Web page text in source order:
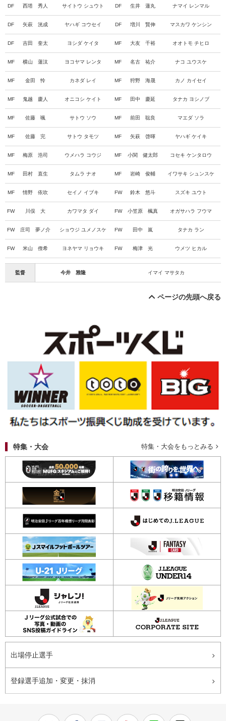
DF 西塔 秀人 サイトウ シュウト DF 生井 蓮丸 ナマイ レンマル
DF 矢萩 洸成 ヤハギ コウセイ DF 増川 賢伸 マスカワ ケンシン
DF 吉田 奎太 ヨシダ ケイタ MF 大友 千裕 オオトモ チヒロ
MF 横山 蓮汰 ヨコヤマ レンタ MF 名古 祐介 ナコ ユウスケ
MF 金田 怜 カネダ レイ MF 狩野 海晟 カノ カイセイ
MF 鬼越 慶人 オニコシ ケイト MF 田中 慶延 タナカ ヨシノブ
MF 佐藤 颯 サトウ ソウ MF 前田 聡良 マエダ ソラ
MF 佐藤 完 サトウ タモツ MF 矢萩 啓暉 ヤハギ ケイキ
MF 梅原 浩司 ウメハラ コウジ MF 小関 健太郎 コセキ ケンタロウ
MF 田村 直生 タムラ ナオ MF 岩崎 俊輔 イワサキ シュンスケ
MF 情野 依吹 セイノ イブキ FW 鈴木 悠斗 スズキ ユウト
FW 川俣 大 カワマタ ダイ FW 小笠原 楓真 オガサハラ フウマ
FW 庄司 夢ノ介 ショウジ ユメノスケ FW 田中 嵐 タナカ ラン
FW 米山 僚希 ヨネヤマ リョウキ FW 梅津 光 ウメツ ヒカル
監督 今井 雅隆 イマイ マサタカ
ページの先頭へ戻る
特集・大会 特集・大会をもっとみる
出場停止選手
登録選手追加・変更・抹消